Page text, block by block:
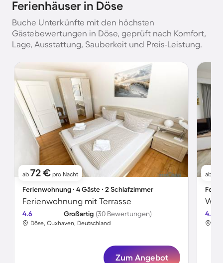
Ferienhäuser in Döse
Buche Unterkünfte mit den höchsten
Gästebewertungen in Döse, geprüft nach Komfort,
Lage, Ausstattung, Sauberkeit und Preis-Leistung.
ab 72 € pro Nacht
Ferienwohnung ∙ 4 Gäste ∙ 2 Schlafzimmer
Ferienwohnung mit Terrasse
4.6 Großartig (30 Bewertungen)
Döse, Cuxhaven, Deutschland
Zum Angebot
ab
4.6